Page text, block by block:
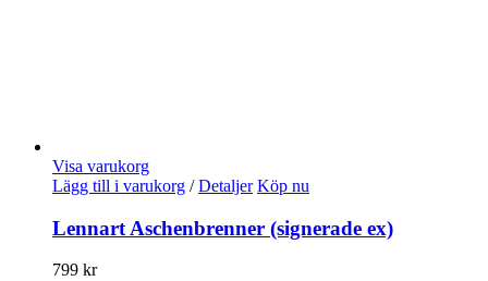
Visa varukorg
Lägg till i varukorg / Detaljer Köp nu
Lennart Aschenbrenner (signerade ex)
799 kr